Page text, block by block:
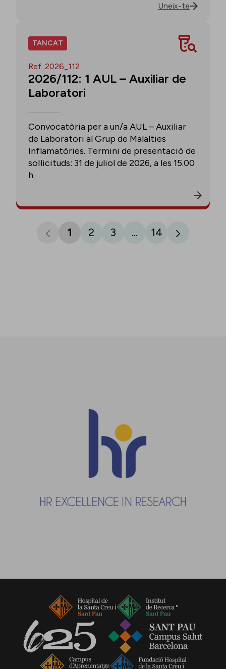
Uneix-te
TANCAT
Ref. 2026_112
2026/112: 1 AUL – Auxiliar de
Laboratori
Convocatòria per a un/a AUL – Auxiliar
de Laboratori al Grup de Malalties
Inflamatòries. Termini de presentació de
sol·licituds: 31 de juliol de 2026, a les 15.00
h.
1 2 3 ... 14